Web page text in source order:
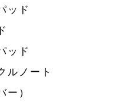
ッド
ッド
ルノート
ー）